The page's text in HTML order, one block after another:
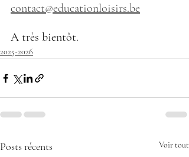
contact@educationloisirs.be
A très bientôt.
2025-2026
Posts récents Voir tout